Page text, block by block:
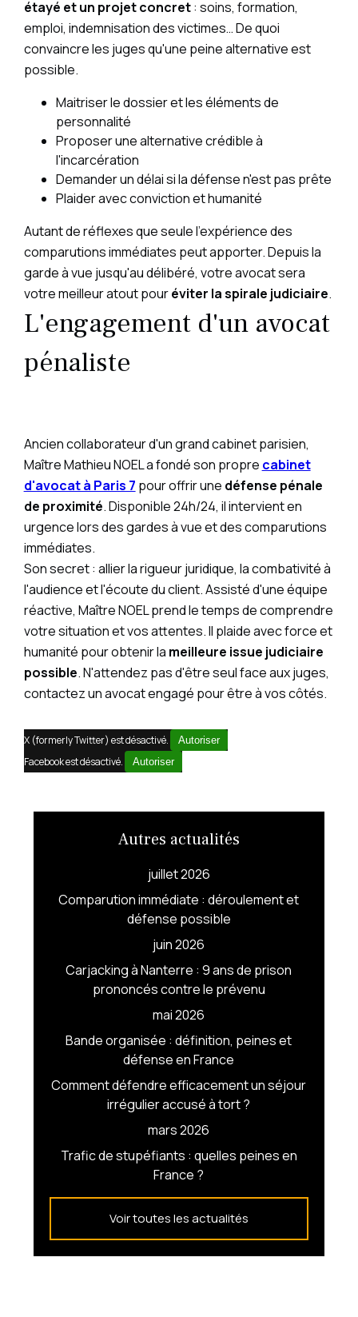
étayé et un projet concret: soins, formation,
emploi, indemnisation des victimes… De quoi
convaincre les juges qu'une peine alternative est
possible.
Maitriser le dossier et les éléments de
personnalité
Proposer une alternative crédible à
l'incarcération
Demander un délai si la défense n'est pas prête
Plaider avec conviction et humanité
Autant de réflexes que seule l'expérience des
comparutions immédiates peut apporter. Depuis la
garde à vue jusqu'au délibéré, votre avocat sera
votre meilleur atout pouréviter la spirale judiciaire.
L'engagement d'un avocat
pénaliste
Ancien collaborateur d'un grand cabinet parisien,
Maître Mathieu NOEL a fondé son propre cabinet
d'avocat à Paris 7 pour offrir une défense pénale
de proximité. Disponible 24h/24, il intervient en
urgence lors des gardes à vue et des comparutions
immédiates.
Son secret : allier la rigueur juridique, la combativité à
l'audience et l'écoute du client. Assisté d'une équipe
réactive, Maître NOEL prend le temps de comprendre
votre situation et vos attentes. Il plaide avec force et
humanité pour obtenir la meilleure issue judiciaire
possible. N'attendez pas d'être seul face aux juges,
contactez un avocat engagé pour être à vos côtés.
X (formerly Twitter) est désactivé. Autoriser
Facebook est désactivé. Autoriser
Autres actualités
juillet 2026
Comparution immédiate : déroulement et
défense possible
juin 2026
Carjacking à Nanterre : 9 ans de prison
prononcés contre le prévenu
mai 2026
Bande organisée : définition, peines et
défense en France
Comment défendre efficacement un séjour
irrégulier accusé à tort ?
mars 2026
Trafic de stupéfiants : quelles peines en
France ?
Voir toutes les actualités